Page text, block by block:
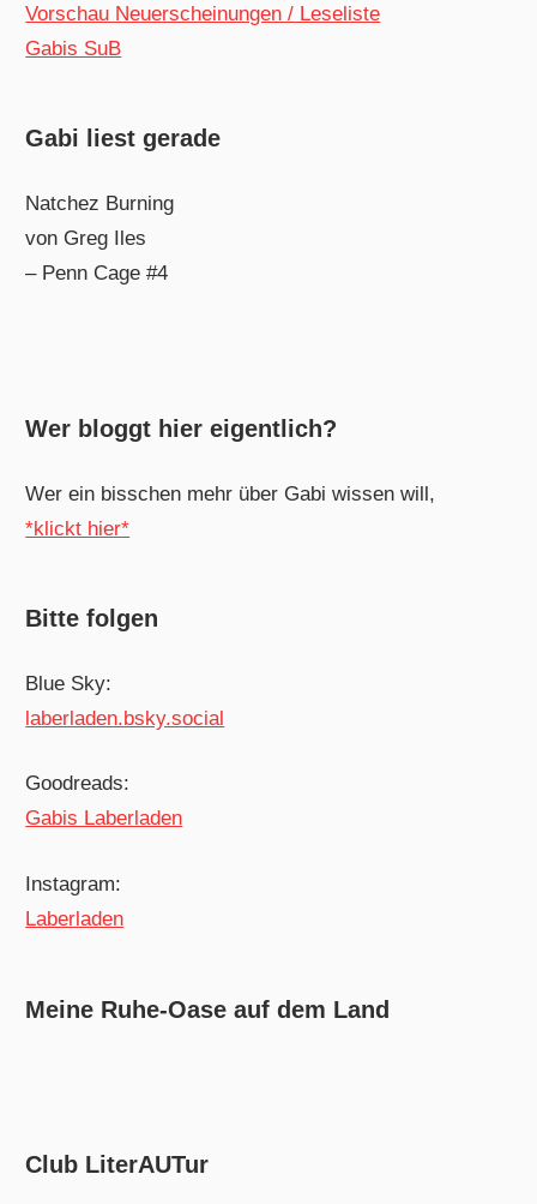
Vorschau Neuerscheinungen / Leseliste
Gabis SuB
Gabi liest gerade
Natchez Burning
von Greg Iles
– Penn Cage #4
Wer bloggt hier eigentlich?
Wer ein bisschen mehr über Gabi wissen will,
*klickt hier*
Bitte folgen
Blue Sky:
laberladen.bsky.social
Goodreads:
Gabis Laberladen
Instagram:
Laberladen
Meine Ruhe-Oase auf dem Land
Club LiterAUTur